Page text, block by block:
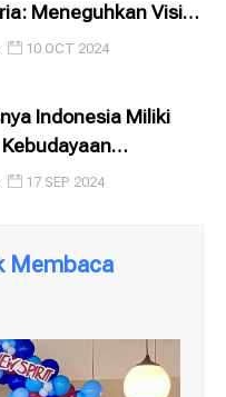
Meneguhkan Visi di
10 OCT 2024
Indonesia Miliki
17 SEP 2024
Membaca